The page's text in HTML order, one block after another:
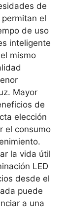
de
el
de uso
inteligente
mismo
Mayor
de
elección
el consumo
la vida útil
LED
desde el
puede
a una